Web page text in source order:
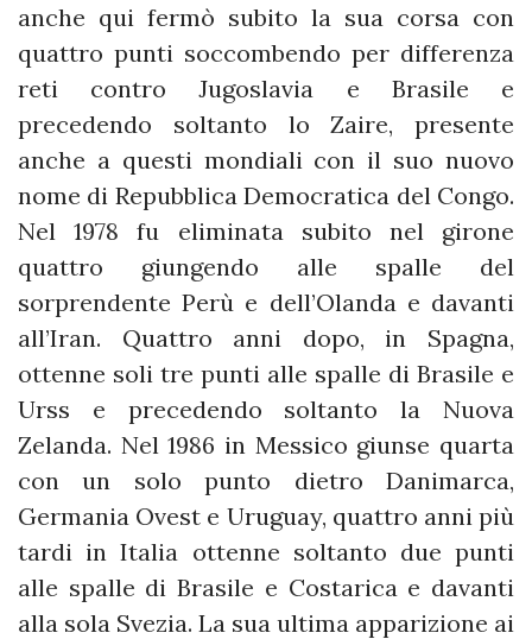
anche qui fermò subito la sua corsa con
quattro punti soccombendo per differenza
reti contro Jugoslavia e Brasile e
precedendo soltanto lo Zaire, presente
anche a questi mondiali con il suo nuovo
nome di Repubblica Democratica del Congo.
Nel 1978 fu eliminata subito nel girone
quattro giungendo alle spalle del
sorprendente Perù e dell’Olanda e davanti
all’Iran. Quattro anni dopo, in Spagna,
ottenne soli tre punti alle spalle di Brasile e
Urss e precedendo soltanto la Nuova
Zelanda. Nel 1986 in Messico giunse quarta
con un solo punto dietro Danimarca,
Germania Ovest e Uruguay, quattro anni più
tardi in Italia ottenne soltanto due punti
alle spalle di Brasile e Costarica e davanti
alla sola Svezia. La sua ultima apparizione ai